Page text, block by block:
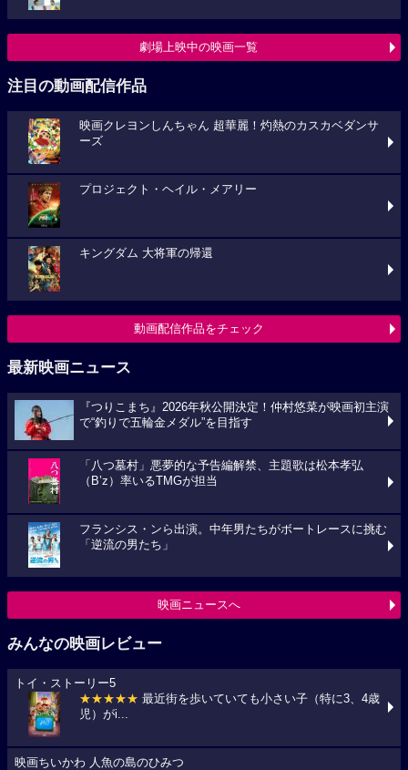
劇場上映中の映画一覧
注目の動画配信作品
映画クレヨンしんちゃん 超華麗！灼熱のカスカベダンサ
ーズ
プロジェクト・ヘイル・メアリー
キングダム 大将軍の帰還
動画配信作品をチェック
最新映画ニュース
『つりこまち』2026年秋公開決定！仲村悠菜が映画初主演
で“釣りで五輪金メダル”を目指す
「八つ墓村」悪夢的な予告編解禁、主題歌は松本孝弘
（B’z）率いるTMGが担当
フランシス・ンら出演。中年男たちがボートレースに挑む
「逆流の男たち」
映画ニュースへ
みんなの映画レビュー
トイ・ストーリー5
★★★★★ 最近街を歩いていても小さい子（特に3、4歳
児）がi...
映画ちいかわ 人魚の島のひみつ